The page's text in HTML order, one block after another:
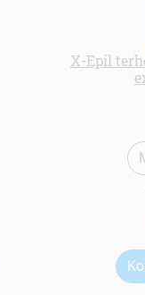
X-Epil